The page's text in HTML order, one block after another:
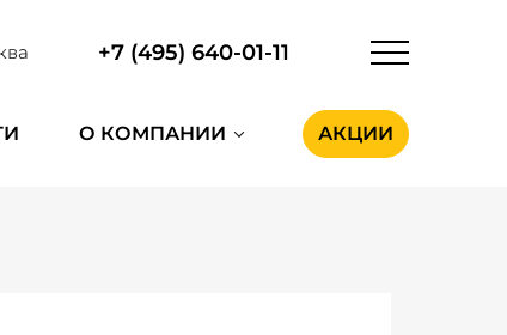
+7 (495) 640-01-11
О КОМПАНИИ АКЦИИ